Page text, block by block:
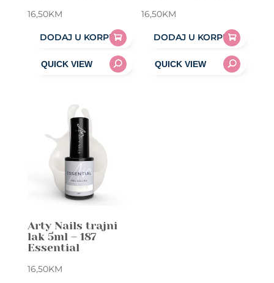
16,50KM
DODAJ U KORPU
16,50KM
DODAJ U KORPU
Arty Nails trajni
lak 5ml – 187
Essential
16,50KM